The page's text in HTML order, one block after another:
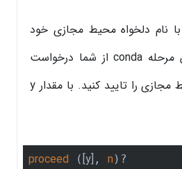
نام دلخواه محیط مجازی خود
جایگزین کنید. در این مرحله conda از شما درخواست
میکند که ساخت محیط مجازی را تایید کنید. با مقدار y
proceed ( [y] , n )?